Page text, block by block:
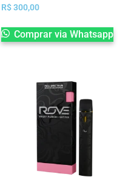
R$300,00
Comprar via Whatsapp